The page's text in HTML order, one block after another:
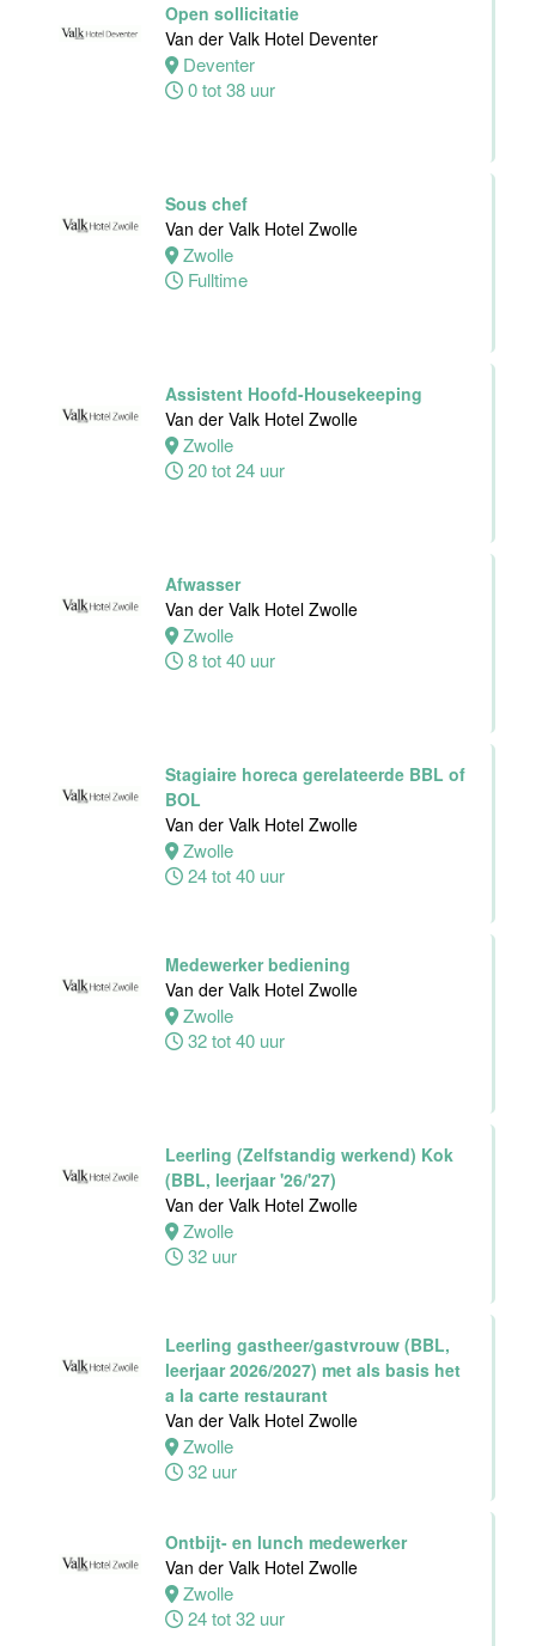
Open sollicitatie
Van der Valk Hotel Deventer
Deventer
0 tot 38 uur
Sous chef
Van der Valk Hotel Zwolle
Zwolle
Fulltime
Assistent Hoofd-Housekeeping
Van der Valk Hotel Zwolle
Zwolle
20 tot 24 uur
Afwasser
Van der Valk Hotel Zwolle
Zwolle
8 tot 40 uur
Stagiaire horeca gerelateerde BBL of
BOL
Van der Valk Hotel Zwolle
Zwolle
24 tot 40 uur
Medewerker bediening
Van der Valk Hotel Zwolle
Zwolle
32 tot 40 uur
Leerling (Zelfstandig werkend) Kok
(BBL, leerjaar '26/'27)
Van der Valk Hotel Zwolle
Zwolle
32 uur
Leerling gastheer/gastvrouw (BBL,
leerjaar 2026/2027) met als basis het
a la carte restaurant
Van der Valk Hotel Zwolle
Zwolle
32 uur
Ontbijt- en lunch medewerker
Van der Valk Hotel Zwolle
Zwolle
24 tot 32 uur